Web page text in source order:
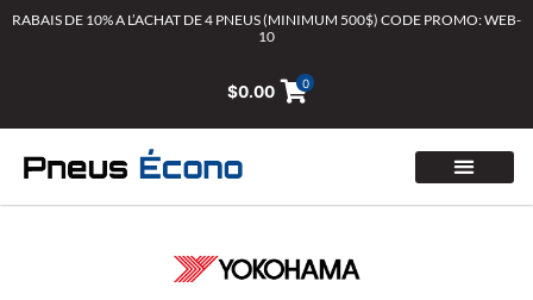
AllerRABAIS DE 10% A L’ACHAT DE 4 PNEUS (MINIMUM 500$) CODE PROMO: WEB-
10
$0.00 0